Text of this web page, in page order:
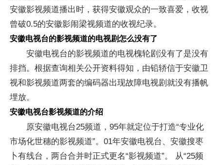
安徽影视频道播出时，获得安徽观众的一致喜爱，收视
曾破0.5的安徽影闹梁视频道的收视纪录。
安徽电视台的影视频道的电视剧怎么没有了
安徽电视台的影视频道的电视槐轮剧没有了是没有
排挡。根据查询相关公开资料得知，由铅轿信于安徽卫
视和影视频道两套的编码器出现故障电视剧就没有播帆
埋放。
安徽电视台影视频道的介绍
原安徽电视台25频道，95年就定位于打造“专业化
市场化世穗的影视频道”。01年安徽电视台、安徽搜枣
卜有线台，两台合并时正式更名“影视频道”。 从“25频